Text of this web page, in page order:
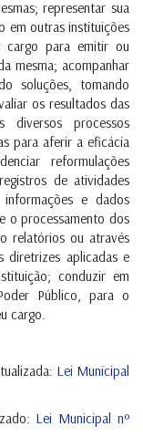
representar sua
em outras instituições
cargo para emitir ou
mesma; acompanhar
soluções, tomando
os resultados das
diversos processos
para aferir a eficácia
reformulações
de atividades
e dados
o processamento dos
relatórios ou através
diretrizes aplicadas e
conduzir em
Público, para o
cargo.
Lei Municipal
Lei Municipal nº